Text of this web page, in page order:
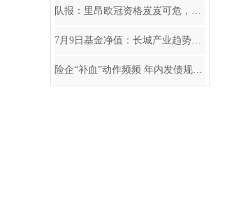
队报：里昂欧冠资格岌岌可危，内部管理混乱+财政已接近崩盘
7月9日基金净值：长城产业趋势混合A最新净值0.6989
险企“补血”动作频频 年内发债规模超450亿元